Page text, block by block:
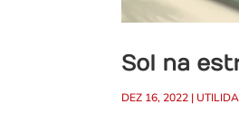
Sol na
DEZ 16, 2022 |